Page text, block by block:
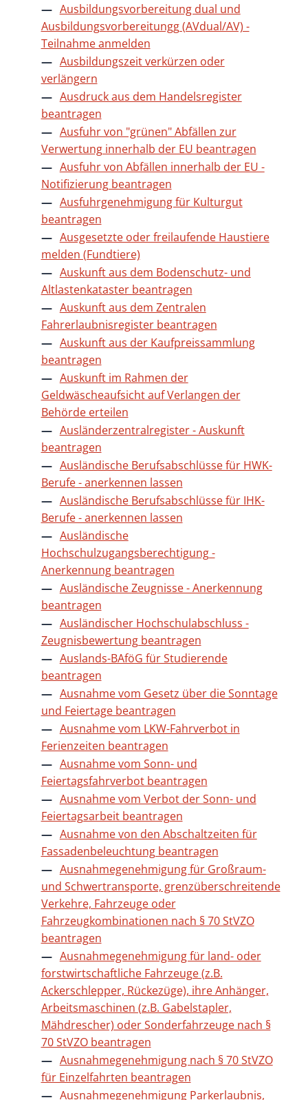
Ausbildungsvorbereitung dual und
Ausbildungsvorbereitungg (AVdual/AV) -
Teilnahme anmelden
Ausbildungszeit verkürzen oder
verlängern
Ausdruck aus dem Handelsregister
beantragen
Ausfuhr von "grünen" Abfällen zur
Verwertung innerhalb der EU beantragen
Ausfuhr von Abfällen innerhalb der EU -
Notifizierung beantragen
Ausfuhrgenehmigung für Kulturgut
beantragen
Ausgesetzte oder freilaufende Haustiere
melden (Fundtiere)
Auskunft aus dem Bodenschutz- und
Altlastenkataster beantragen
Auskunft aus dem Zentralen
Fahrerlaubnisregister beantragen
Auskunft aus der Kaufpreissammlung
beantragen
Auskunft im Rahmen der
Geldwäscheaufsicht auf Verlangen der
Behörde erteilen
Ausländerzentralregister - Auskunft
beantragen
Ausländische Berufsabschlüsse für HWK-
Berufe - anerkennen lassen
Ausländische Berufsabschlüsse für IHK-
Berufe - anerkennen lassen
Ausländische
Hochschulzugangsberechtigung -
Anerkennung beantragen
Ausländische Zeugnisse - Anerkennung
beantragen
Ausländischer Hochschulabschluss -
Zeugnisbewertung beantragen
Auslands-BAföG für Studierende
beantragen
Ausnahme vom Gesetz über die Sonntage
und Feiertage beantragen
Ausnahme vom LKW-Fahrverbot in
Ferienzeiten beantragen
Ausnahme vom Sonn- und
Feiertagsfahrverbot beantragen
Ausnahme vom Verbot der Sonn- und
Feiertagsarbeit beantragen
Ausnahme von den Abschaltzeiten für
Fassadenbeleuchtung beantragen
Ausnahmegenehmigung für Großraum-
und Schwertransporte, grenzüberschreitende
Verkehre, Fahrzeuge oder
Fahrzeugkombinationen nach § 70 StVZO
beantragen
Ausnahmegenehmigung für land- oder
forstwirtschaftliche Fahrzeuge (z.B.
Ackerschlepper, Rückezüge), ihre Anhänger,
Arbeitsmaschinen (z.B. Gabelstapler,
Mähdrescher) oder Sonderfahrzeuge nach §
70 StVZO beantragen
Ausnahmegenehmigung nach § 70 StVZO
für Einzelfahrten beantragen
Ausnahmegenehmigung Parkerlaubnis,